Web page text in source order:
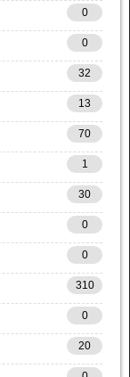
0
0
32
13
70
1
30
0
0
310
0
20